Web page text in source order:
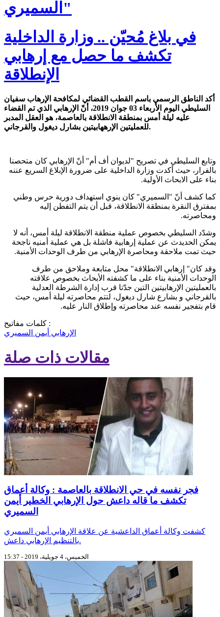
السميري"
في بلاغ مُحيّن .. وزارة الداخلية
تكشف ما حصل مع إرهابي
الإنطلاقة
أكد الناطق الرسمي باسم القطب القضائي لمكافحة الإرهاب سفيان
السليطي اليوم الأربعاء 03 جوان 2019، أنّ الإرهابي الذي تم القضاء
عليه ليلة أمس بمنطقة الانطلاقة بالعاصمة، هو العقل المدبر
للعمليتين الإرههابيتين بشارل ديغول والقرجاني.
وتابع السليطي في تصريح "لديوان أف أم" أنّ الإرهابي كان متحصنا
بالفرار، حيث أكدت وزارة الداخلية على ضرورة الإبلاغ السريع عننه
بناء على الابحاث الأولية.
كما كشف أنّ "السميري" كان ينوي استهداف دورية حرس وطني
بمفترق النقرة بمنطقة الانطلاقة، قبل أن يتم التفطن إليه
ومحاصرته.
وشدّد السليطي بخصوص عملية منطقة الانطلاقة ليلة أمس، أنه لا
يمكن الحديدث عن عملية إرهابية فاشلة بل هي عملية أمنيه ناجحة
حيث تمت ملاحقة ومحاصرة الإرهابي من طرف الوحدات الأمنية.
وقد كان" إرهابي الانطلاقة" محل متابعة وملاحق من طرف
الوحدات الأمنية بناء على ما كشفته الأبحاث بخصوص علاقته
بالعمليتين الإرهابيتين التين جدّتا قرب إدارة الشرطة العدلية
بالقرجاني و بشارع شارل ديغول، لتتم محاصرته ليلة أمس، حيث
قام بتفجير نفسه عند محاصرته وإطلاق النار عليه.
كلمات مفاتيح :
الإرهابي أيمن السميري
مقالات ذات صلة
فجر نفسه في حي الانطلاقة بالعاصمة : وكالة أعماق
تكشف ما قاله داعش حول الإرهابي الخطير أيمن
السميري
كشفت وكالة أعماق الداعشية عن علاقة الإرهابي أيمن السميري
بالتنظيم الإرهابي داعش.
الخميس، 4 جويلية، 2019 - 15:37